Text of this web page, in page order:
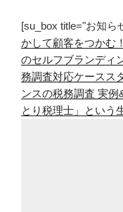
[su_box title="お知
かして顧客をつかむ
のセルフブランディ
務調査対応ケースス
ンスの税務調査 実例
とり税理士」という